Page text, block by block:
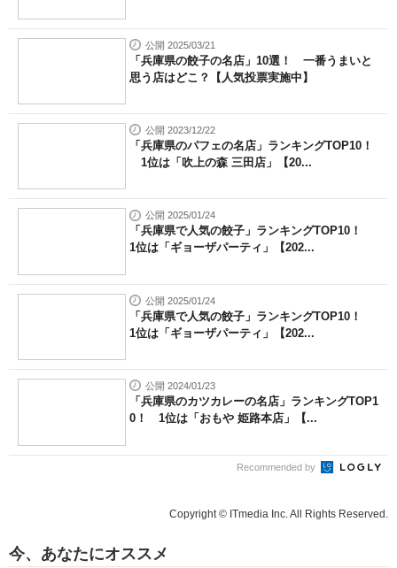
公開 2025/03/21
「兵庫県の餃子の名店」10選！ 一番うまいと
思う店はどこ？【人気投票実施中】
公開 2023/12/22
「兵庫県のパフェの名店」ランキングTOP10！
1位は「吹上の森 三田店」【20...
公開 2025/01/24
「兵庫県で人気の餃子」ランキングTOP10！
1位は「ギョーザパーティ」【202...
公開 2025/01/24
「兵庫県で人気の餃子」ランキングTOP10！
1位は「ギョーザパーティ」【202...
公開 2024/01/23
「兵庫県のカツカレーの名店」ランキングTOP1
0！ 1位は「おもや 姫路本店」【...
Recommended by
Copyright © ITmedia Inc. All Rights Reserved.
今、あなたにオススメ